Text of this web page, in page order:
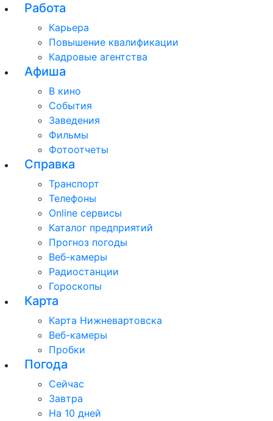
Работа
Карьера
Повышение квалификации
Кадровые агентства
Афиша
В кино
События
Заведения
Фильмы
Фотоотчеты
Справка
Транспорт
Телефоны
Online сервисы
Каталог предприятий
Прогноз погоды
Веб-камеры
Радиостанции
Гороскопы
Карта
Карта Нижневартовска
Веб-камеры
Пробки
Погода
Сейчас
Завтра
На 10 дней